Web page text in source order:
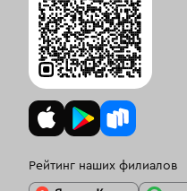
Рейтинг наших филиалов